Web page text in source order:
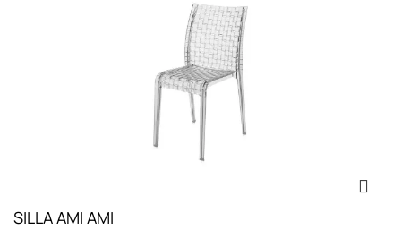
SILLA AMI AMI